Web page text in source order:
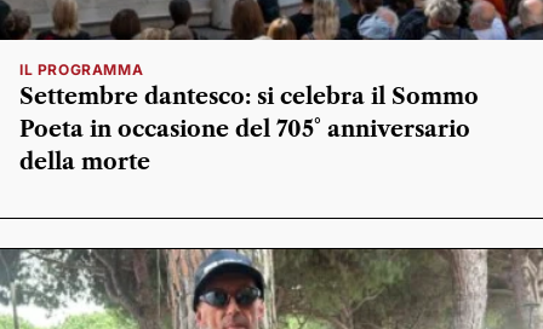
IL PROGRAMMA
Settembre dantesco: si celebra il Sommo
Poeta in occasione del 705° anniversario
della morte